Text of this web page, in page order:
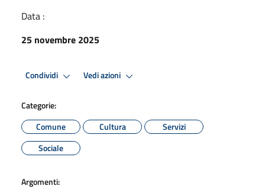
Data :
25 novembre 2025
Condividi Vedi azioni
Categorie:
Comune
Cultura
Servizi
Sociale
Argomenti: